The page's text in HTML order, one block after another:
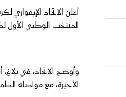
أعلن الاتحاد الإيفواري
المنتخب الوطني الأول
وأوضح الاتحاد، في
الأخيرة، مع مواصلة